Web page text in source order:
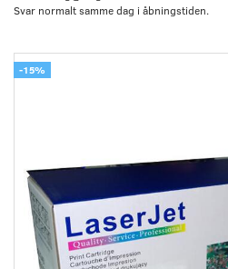
Svar normalt samme dag i åbningstiden.
-15%